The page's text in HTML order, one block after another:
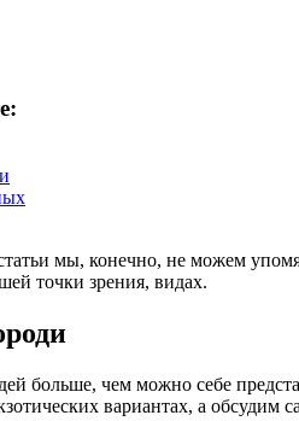
мы, конечно, не можем
точки зрения, видах.
больше, чем можно себе
вариантах, а обсудим